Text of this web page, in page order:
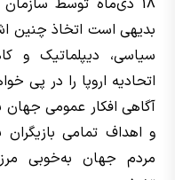
18 دی‌ماه توسط
بدیهی است اتخاذ چنین
سیاسی، دیپلماتیک و
اتحادیه اروپا را در پی
آگاهی افکار عمومی جهان
و اهداف تمامی
مردم جهان به‌خوبی